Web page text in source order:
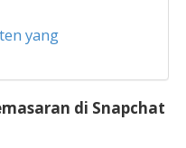
yang
di Snapchat